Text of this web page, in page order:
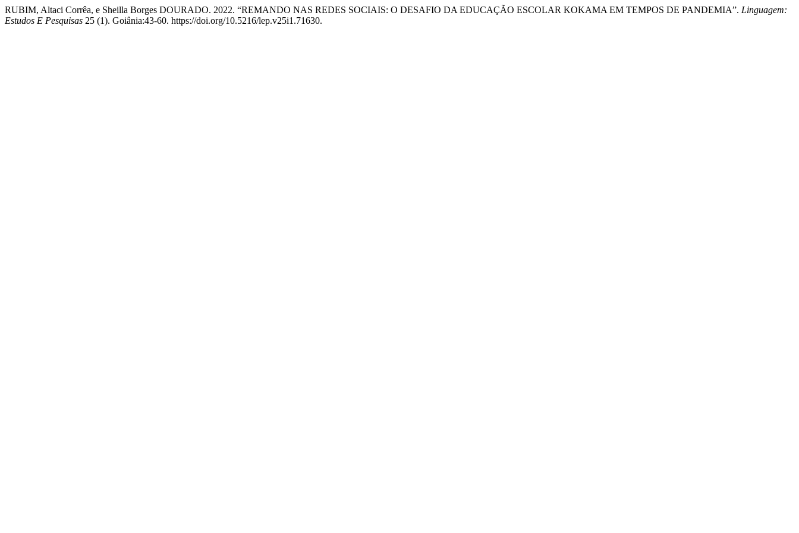
RUBIM, Altaci Corrêa, e Sheilla Borges DOURADO. 2022. “REMANDO NAS REDES SOCIAIS: O DESAFIO DA EDUCAÇÃO ESCOLAR KOKAMA EM TEMPOS DE PANDEMIA”. Linguagem:
Estudos E Pesquisas 25 (1). Goiânia:43-60. https://doi.org/10.5216/lep.v25i1.71630.